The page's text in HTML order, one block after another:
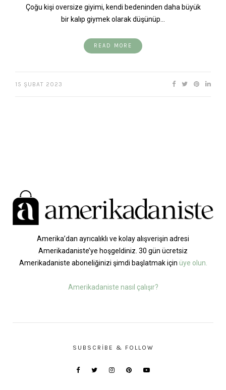
Çoğu kişi oversize giyimi, kendi bedeninden daha büyük
bir kalıp giymek olarak düşünüp…
READ MORE
15 ŞUBAT 2023
Amerika’dan ayrıcalıklı ve kolay alışverişin adresi
Amerikadaniste’ye hoşgeldiniz. 30 gün ücretsiz
Amerikadaniste aboneliğinizi şimdi başlatmak için üye olun.
Amerikadaniste nasıl çalışır?
SUBSCRIBE & FOLLOW